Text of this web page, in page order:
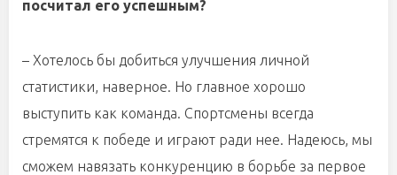
посчитал его успешным?
– Хотелось бы добиться улучшения личной
статистики, наверное. Но главное хорошо
выступить как команда. Спортсмены всегда
стремятся к победе и играют ради нее. Надеюсь, мы
сможем навязать конкуренцию в борьбе за первое